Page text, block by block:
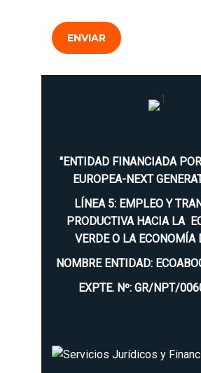
ENVIAR
"ENTIDAD FINANCIADA
EUROPEA-NEXT
LÍNEA 5: EMPLEO Y
PRODUCTIVA HACIA LA
VERDE O LA ECONOMÍA
NOMBRE ENTIDAD:
EXPTE. Nº: GR/NPT/